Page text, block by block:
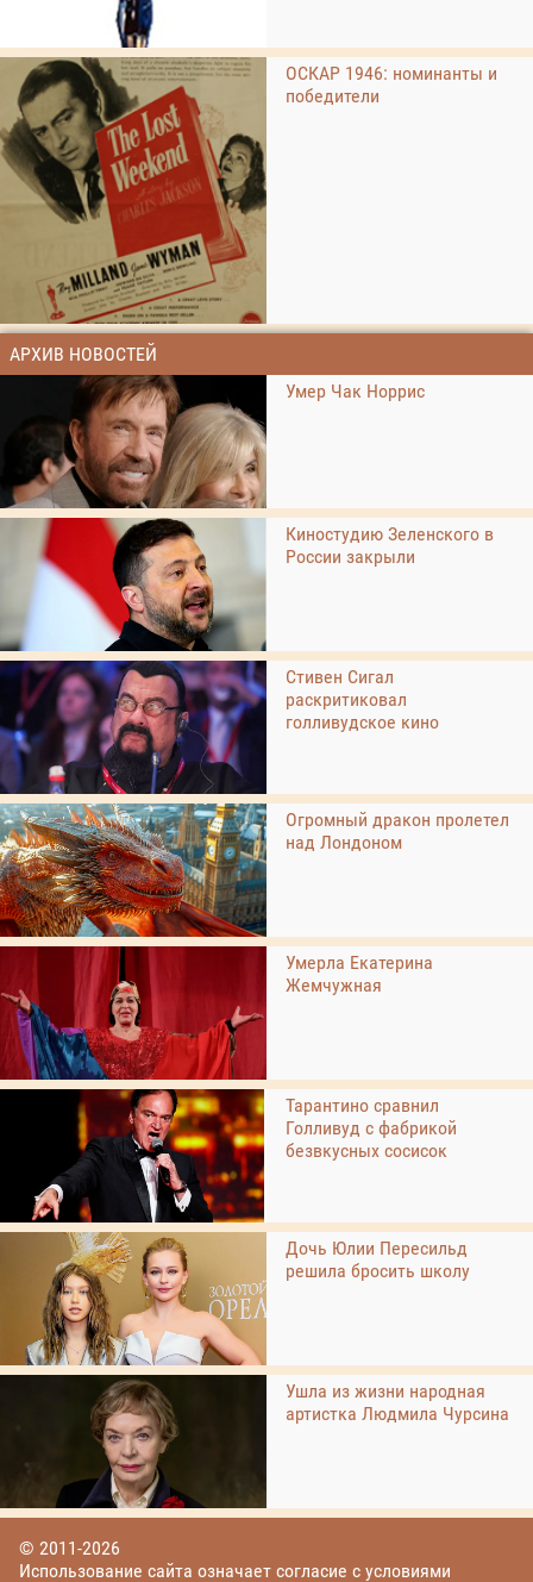
ОСКАР 1946: номинанты и
победители
АРХИВ НОВОСТЕЙ
Умер Чак Норрис
Киностудию Зеленского в
России закрыли
Стивен Сигал
раскритиковал
голливудское кино
Огромный дракон пролетел
над Лондоном
Умерла Екатерина
Жемчужная
Тарантино сравнил
Голливуд с фабрикой
безвкусных сосисок
Дочь Юлии Пересильд
решила бросить школу
Ушла из жизни народная
артистка Людмила Чурсина
© 2011-2026
Использование сайта означает согласие с условиями